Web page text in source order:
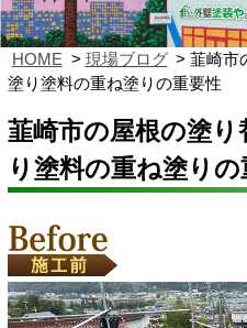
HOME 現場ブログ
韮崎市
塗り塗料の重ね塗りの重要性
韮崎市の屋根の塗
り塗料の重ね塗りの